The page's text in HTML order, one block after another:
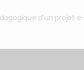
d’un projet